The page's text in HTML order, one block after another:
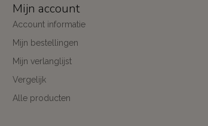
Mijn account
Account informatie
Mijn bestellingen
Mijn verlanglijst
Vergelijk
Alle producten